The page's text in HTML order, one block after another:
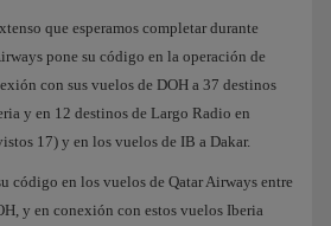
que esperamos completar durante
pone su código en la operación de
con sus vuelos de DOH a 37 destinos
y en 12 destinos de Largo Radio en
17) y en los vuelos de IB a Dakar.
código en los vuelos de Qatar Airways entre
y en conexión con estos vuelos Iberia